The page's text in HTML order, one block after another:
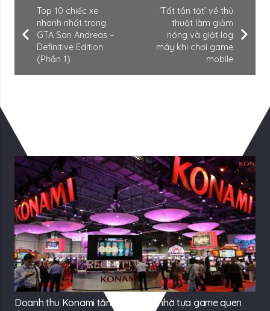
Top 10 chiếc xe
nhanh nhất trong
GTA San Andreas –
Definitive Edition
(Phần 1)
‘Tất tần tật’ về thủ
thuật làm giảm
nóng và giật lag
máy khi chơi game
mobile
Doanh thu Konami tăng đến 25% nhờ tựa game quen